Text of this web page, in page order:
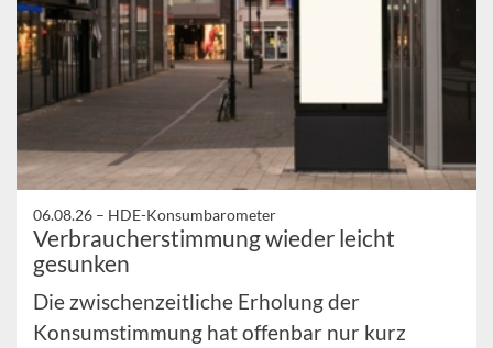
06.08.26 – HDE-Konsumbarometer
Verbraucherstimmung wieder leicht
gesunken
Die zwischenzeitliche Erholung der
Konsumstimmung hat offenbar nur kurz